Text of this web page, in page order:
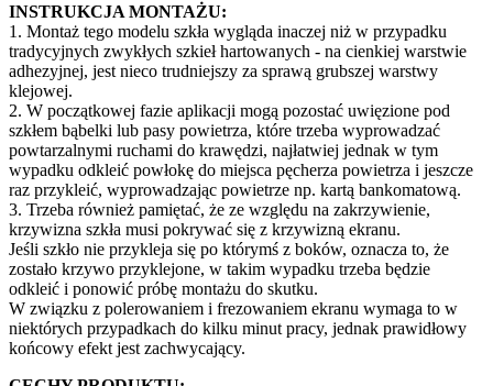
INSTRUKCJA MONTAŻU:
1. Montaż tego modelu szkła wygląda inaczej niż w przypadku
tradycyjnych zwykłych szkieł hartowanych - na cienkiej warstwie
adhezyjnej, jest nieco trudniejszy za sprawą grubszej warstwy
klejowej.
2. W początkowej fazie aplikacji mogą pozostać uwięzione pod
szkłem bąbelki lub pasy powietrza, które trzeba wyprowadzać
powtarzalnymi ruchami do krawędzi, najłatwiej jednak w tym
wypadku odkleić powłokę do miejsca pęcherza powietrza i jeszcze
raz przykleić, wyprowadzając powietrze np. kartą bankomatową.
3. Trzeba również pamiętać, że ze względu na zakrzywienie,
krzywizna szkła musi pokrywać się z krzywizną ekranu.
Jeśli szkło nie przykleja się po którymś z boków, oznacza to, że
zostało krzywo przyklejone, w takim wypadku trzeba będzie
odkleić i ponowić próbę montażu do skutku.
W związku z polerowaniem i frezowaniem ekranu wymaga to w
niektórych przypadkach do kilku minut pracy, jednak prawidłowy
końcowy efekt jest zachwycający.